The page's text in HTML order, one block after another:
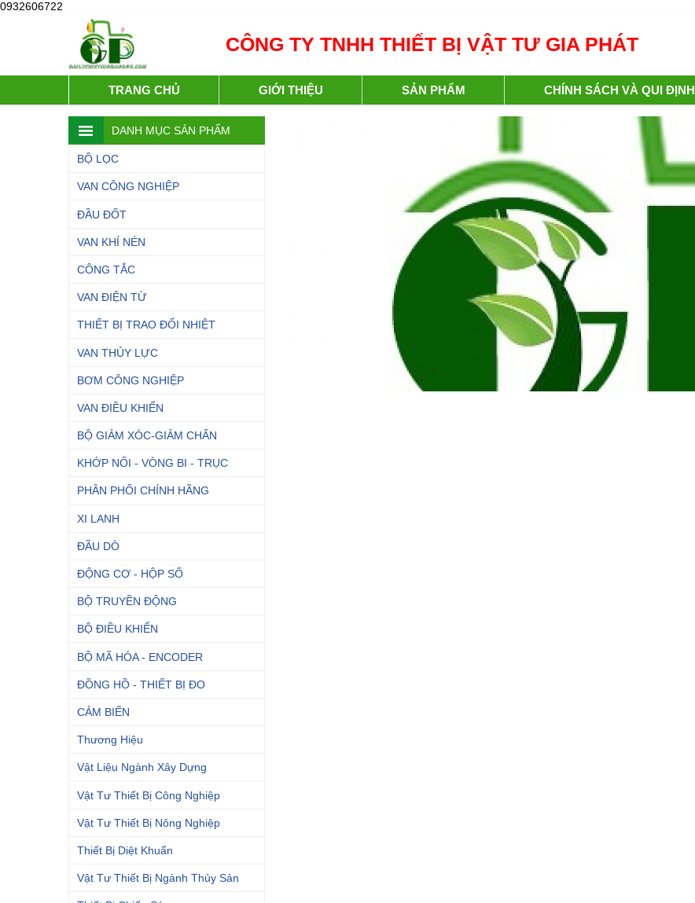
0932606722
CÔNG TY TNHH THIẾT BỊ VẬT TƯ GIA PHÁT
TRANG CHỦ GIỚI THIỆU SẢN PHẨM CHÍNH SÁCH VÀ QUI ĐỊNH
DANH MỤC SẢN PHẨM
BỘ LỌC
VAN CÔNG NGHIỆP
ĐẦU ĐỐT
VAN KHÍ NÉN
CÔNG TẮC
VAN ĐIỆN TỪ
THIẾT BỊ TRAO ĐỔI NHIỆT
VAN THỦY LỰC
BƠM CÔNG NGHIỆP
VAN ĐIỀU KHIỂN
BỘ GIẢM XÓC-GIẢM CHẤN
KHỚP NỐI - VÒNG BI - TRỤC
PHÂN PHỐI CHÍNH HÃNG
XI LANH
ĐẦU DÒ
ĐỘNG CƠ - HỘP SỐ
BỘ TRUYỀN ĐỘNG
BỘ ĐIỀU KHIỂN
BỘ MÃ HÓA - ENCODER
ĐỒNG HỒ - THIẾT BỊ ĐO
CẢM BIẾN
Thương Hiệu
Vật Liệu Ngành Xây Dựng
Vật Tư Thiết Bị Công Nghiệp
Vật Tư Thiết Bị Nông Nghiệp
Thiết Bị Diệt Khuẩn
Vật Tư Thiết Bị Ngành Thủy Sản